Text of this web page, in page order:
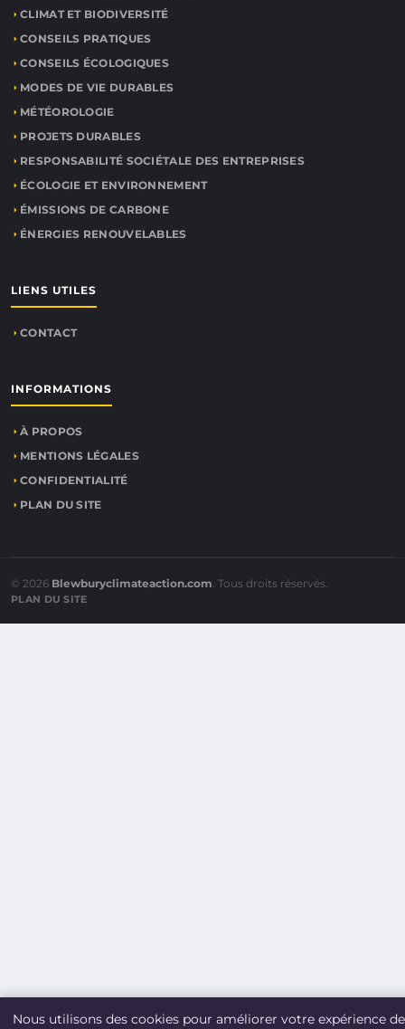
CLIMAT ET BIODIVERSITÉ
CONSEILS PRATIQUES
CONSEILS ÉCOLOGIQUES
MODES DE VIE DURABLES
MÉTÉOROLOGIE
PROJETS DURABLES
RESPONSABILITÉ SOCIÉTALE DES ENTREPRISES
ÉCOLOGIE ET ENVIRONNEMENT
ÉMISSIONS DE CARBONE
ÉNERGIES RENOUVELABLES
LIENS UTILES
CONTACT
INFORMATIONS
À PROPOS
MENTIONS LÉGALES
CONFIDENTIALITÉ
PLAN DU SITE
© 2026 Blewburyclimateaction.com. Tous droits réservés.
PLAN DU SITE
Nous utilisons des cookies pour améliorer votre expérience de